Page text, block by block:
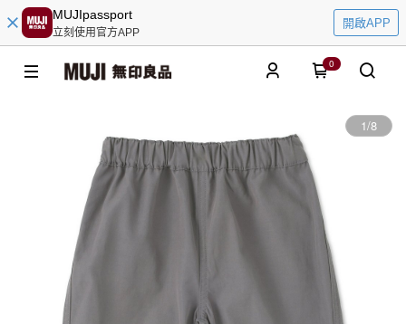
MUJIpassport
立刻使用官方APP
開啟APP
0
1/8